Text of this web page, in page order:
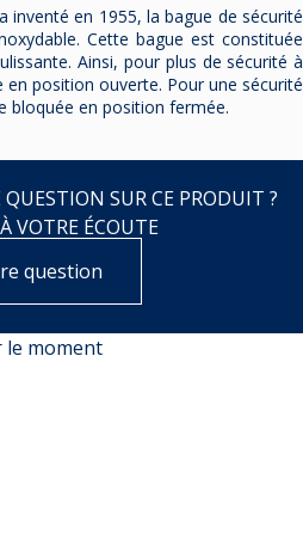
inventé en 1955, la bague de sécurité
Cette bague est constituée
Ainsi, pour plus de sécurité à
position ouverte. Pour une sécurité
bloquée en position fermée.
SUR CE PRODUIT ?
VOTRE ÉCOUTE
question
le moment